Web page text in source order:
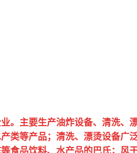
主要生产油炸设备、清洗、
类等产品；清洗、漂烫设备广
食品饮料、水产品的巴氏；风